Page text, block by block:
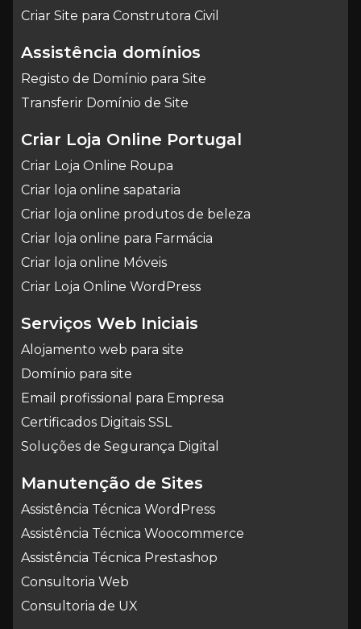
Criar Site para Construtora Civil
Assistência domínios
Registo de Domínio para Site
Transferir Domínio de Site
Criar Loja Online Portugal
Criar Loja Online Roupa
Criar loja online sapataria
Criar loja online produtos de beleza
Criar loja online para Farmácia
Criar loja online Móveis
Criar Loja Online WordPress
Serviços Web Iniciais
Alojamento web para site
Domínio para site
Email profissional para Empresa
Certificados Digitais SSL
Soluções de Segurança Digital
Manutenção de Sites
Assistência Técnica WordPress
Assistência Técnica Woocommerce
Assistência Técnica Prestashop
Consultoria Web
Consultoria de UX